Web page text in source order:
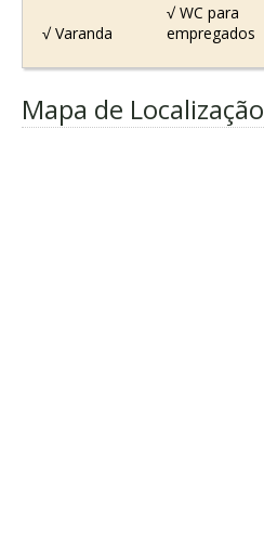
√ Varanda
√ WC para
empregados
Mapa de Localização